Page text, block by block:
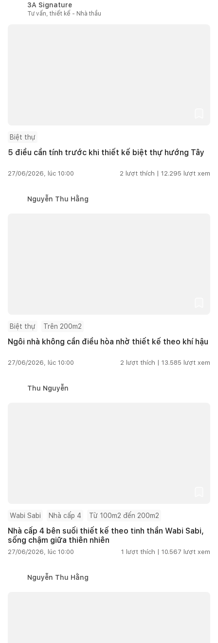
3A Signature
Tư vấn, thiết kế - Nhà thầu
Biệt thự
5 điều cần tính trước khi thiết kế biệt thự hướng Tây
27/06/2026, lúc 10:00 2 lượt thích | 12.295 lượt xem
Nguyễn Thu Hằng
Biệt thự Trên 200m2
Ngôi nhà không cần điều hòa nhờ thiết kế theo khí hậu
27/06/2026, lúc 10:00 2 lượt thích | 13.585 lượt xem
Thu Nguyễn
Wabi Sabi Nhà cấp 4 Từ 100m2 đến 200m2
Nhà cấp 4 bên suối thiết kế theo tinh thần Wabi Sabi,
sống chậm giữa thiên nhiên
27/06/2026, lúc 10:00 1 lượt thích | 10.567 lượt xem
Nguyễn Thu Hằng